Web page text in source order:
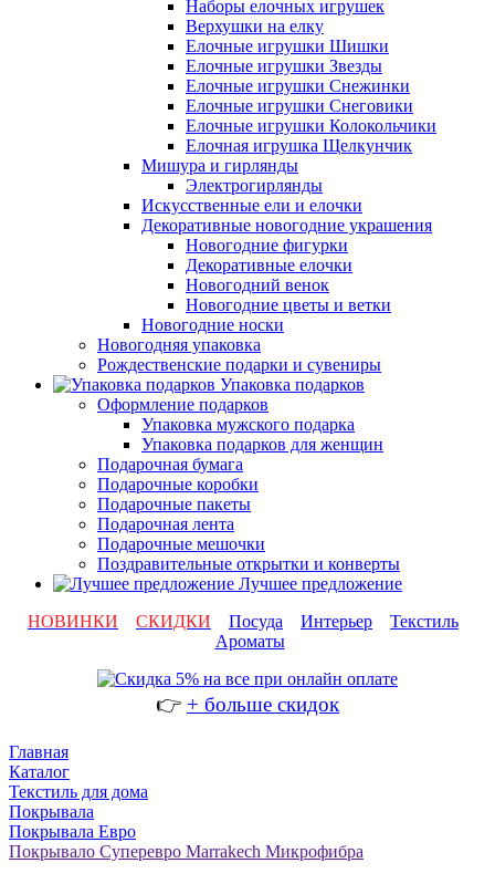
Наборы елочных игрушек
Верхушки на елку
Елочные игрушки Шишки
Елочные игрушки Звезды
Елочные игрушки Снежинки
Елочные игрушки Снеговики
Елочные игрушки Колокольчики
Елочная игрушка Щелкунчик
Мишура и гирлянды
Электрогирлянды
Искусственные ели и елочки
Декоративные новогодние украшения
Новогодние фигурки
Декоративные елочки
Новогодний венок
Новогодние цветы и ветки
Новогодние носки
Новогодняя упаковка
Рождественские подарки и сувениры
Упаковка подарков
Оформление подарков
Упаковка мужского подарка
Упаковка подарков для женщин
Подарочная бумага
Подарочные коробки
Подарочные пакеты
Подарочная лента
Подарочные мешочки
Поздравительные открытки и конверты
Лучшее предложение
НОВИНКИ
СКИДКИ Посуда Интерьер
Текстиль
Ароматы
👉 + больше скидок
Главная
Каталог
Текстиль для дома
Покрывала
Покрывала Евро
Покрывало Суперевро Marrakech Микрофибра